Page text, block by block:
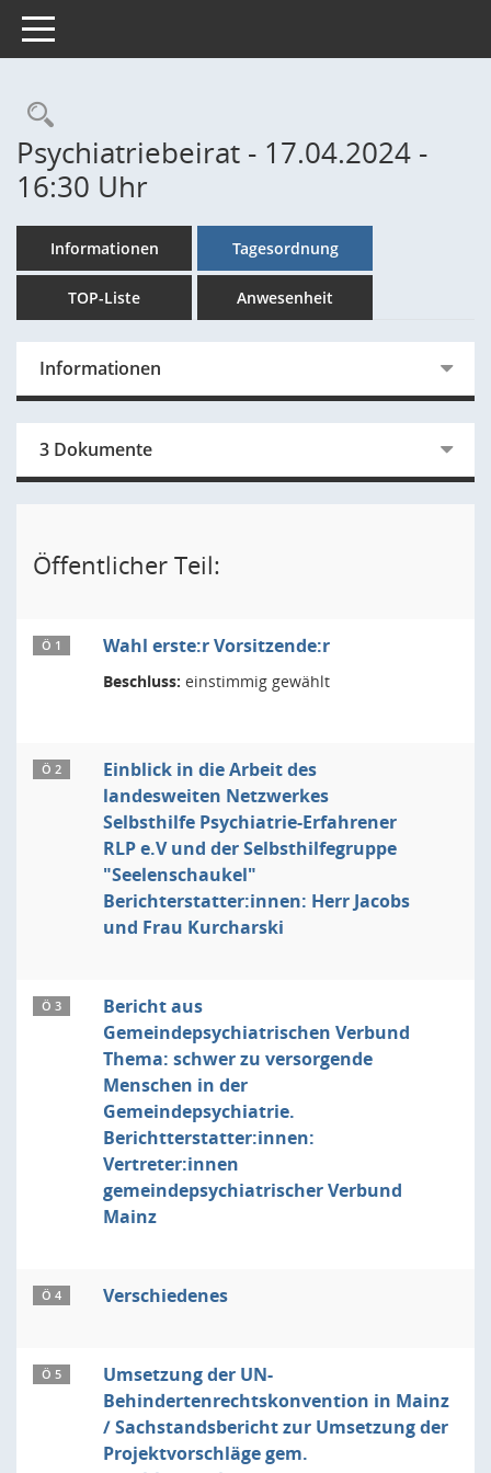
Toggle navigation
Rechercheauswahl
Psychiatriebeirat - 17.04.2024 -
16:30 Uhr
Informationen Tagesordnung
TOP-Liste Anwesenheit
Informationen
3 Dokumente
Öffentlicher Teil:
Ö 1 Wahl erste:r Vorsitzende:r
Beschluss: einstimmig gewählt
Ö 2
Einblick in die Arbeit des
landesweiten Netzwerkes
Selbsthilfe Psychiatrie-Erfahrener
RLP e.V und der Selbsthilfegruppe
"Seelenschaukel"
Berichterstatter:innen: Herr Jacobs
und Frau Kurcharski
Ö 3
Bericht aus
Gemeindepsychiatrischen Verbund
Thema: schwer zu versorgende
Menschen in der
Gemeindepsychiatrie.
Berichtterstatter:innen:
Vertreter:innen
gemeindepsychiatrischer Verbund
Mainz
Ö 4 Verschiedenes
Ö 5
Umsetzung der UN-
Behindertenrechtskonvention in Mainz
/ Sachstandsbericht zur Umsetzung der
Projektvorschläge gem.